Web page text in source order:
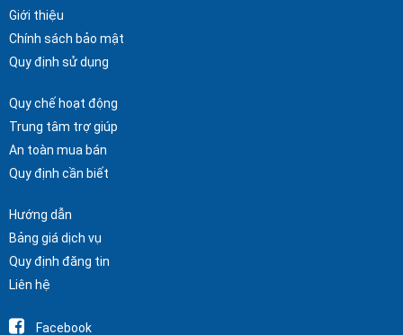
Giới thiệu
Chính sách bảo mật
Quy định sử dụng
Quy chế hoạt động
Trung tâm trợ giúp
An toàn mua bán
Quy định cần biết
Hướng dẫn
Bảng giá dịch vụ
Quy định đăng tin
Liên hệ
Facebook